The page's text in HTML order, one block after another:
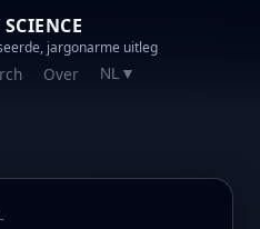
jargonarme uitleg
Over NL ▼